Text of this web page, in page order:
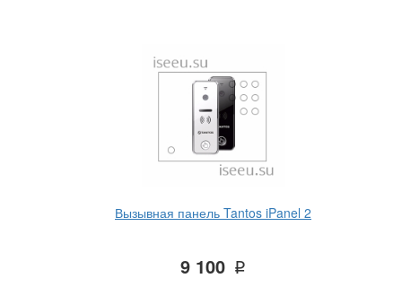
Вызывная панель Tantos iPanel 2
9 100 q